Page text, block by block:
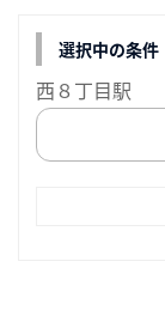
選択中の条件
西８丁目駅